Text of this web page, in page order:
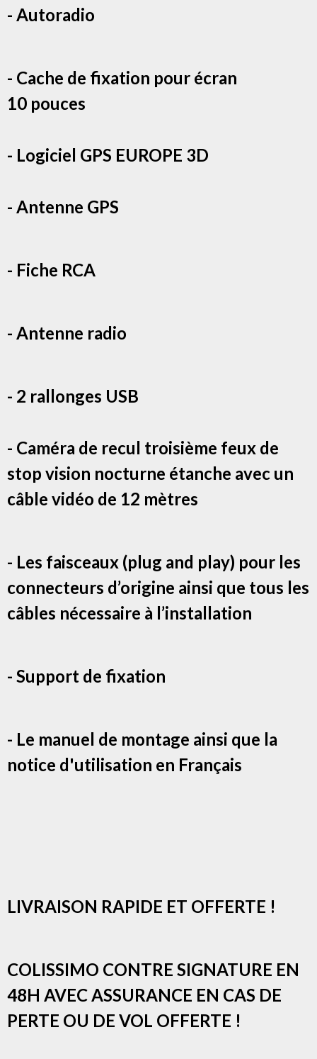
- Autoradio
- Cache de fixation pour écran
10 pouces
- Logiciel GPS EUROPE 3D
- Antenne GPS
- Fiche RCA
- Antenne radio
- 2 rallonges USB
- Caméra de recul troisième feux de
stop vision nocturne étanche avec un
câble vidéo de 12 mètres
- Les faisceaux (plug and play) pour les
connecteurs d’origine ainsi que tous les
câbles nécessaire à l’installation
- Support de fixation
- Le manuel de montage ainsi que la
notice d'utilisation en Français
LIVRAISON RAPIDE ET OFFERTE !
COLISSIMO CONTRE SIGNATURE EN
48H AVEC ASSURANCE EN CAS DE
PERTE OU DE VOL OFFERTE !